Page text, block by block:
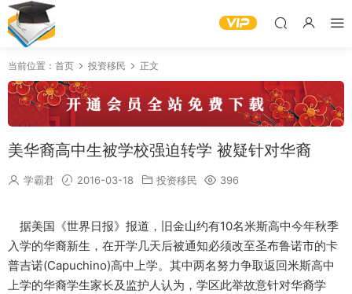
当前位置： 首页 投资移民 正文
美华裔高中生被学校强迫转学 被疑针对华裔
学霸君 2016-03-18 投资移民 396
据美国《世界日报》报道，旧金山约有10名米斯高中今年秋季
入学的华裔新生，在开学几天后被通知必须改至圣布鲁诺市的卡
普吉诺(Capuchino)高中上学。其中两名努力争取返回米斯高中
上学的华裔学生家长及监护人认为，学区此举故意针对华裔学